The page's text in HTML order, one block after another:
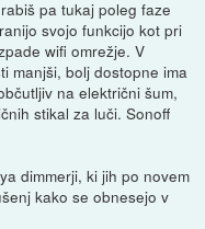
pa tukaj poleg faze
svojo funkcijo kot pri
wifi omrežje. V
manjši, bolj dostopne ima
na električni šum,
stikal za luči. Sonoff
dimmerji, ki jih po novem
kako se obnesejo v